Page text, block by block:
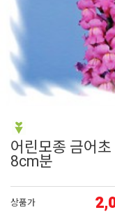
9
10
어린모종 금어
8cm분
상품가